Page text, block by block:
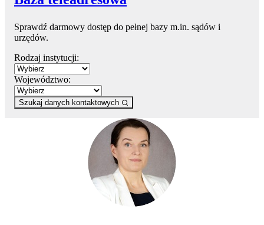
Sprawdź darmowy dostęp do pełnej bazy m.in. sądów i
urzędów.
Rodzaj instytucji:
Województwo:
Szukaj danych kontaktowych